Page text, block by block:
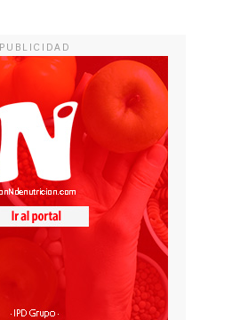
PUBLICIDAD